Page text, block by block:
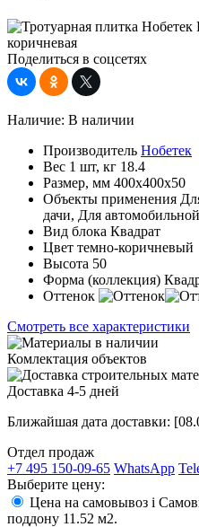
Поделиться в соцсетях
Наличие: В наличии
Производитель Нобетек
Вес 1 шт, кг 18.4
Размер, мм 400x400x50
Объекты применения
дачи, Для
Вид блока Квадрат
Цвет темно-коричневый
Высота 50
Форма (коллекция)
Оттенок
Смотреть все характеристики
Комлектация объектов
Доставка 4-5 дней
Ближайшая дата доставки:
Отдел продаж
+7 495 150-09-65 WhatsApp
Выберите цену:
Цена на самовывоз i
поддону 11.52 м2.